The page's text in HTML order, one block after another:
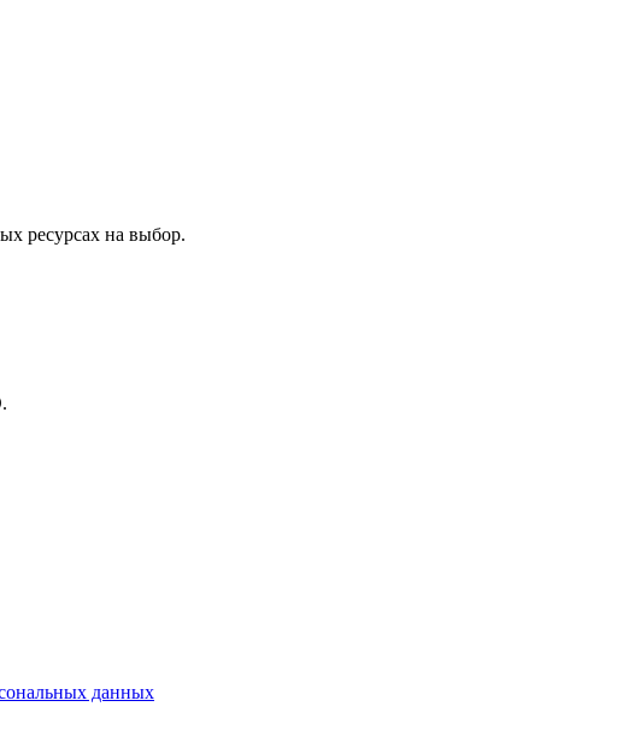
ресурсах на выбор.
данных